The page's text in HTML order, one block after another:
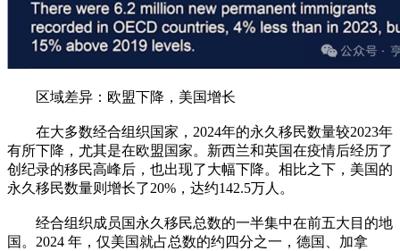
区域差异：欧盟下降，美国增长
在大多数经合组织国家，2024年的永久移民数量较2023年
有所下降，尤其是在欧盟国家。新西兰和英国在疫情后经历了
创纪录的移民高峰后，也出现了大幅下降。相比之下，美国的
永久移民数量则增长了20%，达约142.5万人。
经合组织成员国永久移民总数的一半集中在前五大目的地
国。2024 年，仅美国就占总数的约四分之一，德国、加拿